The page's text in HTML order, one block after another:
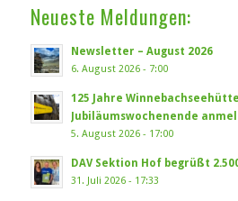
Neueste Meldungen:
Newsletter – August 2026
6. August 2026 - 7:00
125 Jahre
Jubiläumswochenende
5. August 2026 - 17:00
DAV Sektion Hof begrüßt
31. Juli 2026 - 17:33